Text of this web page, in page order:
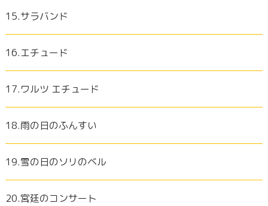
15.サラバンド
16.エチュード
17.ワルツ エチュード
18.雨の日のふんすい
19.雪の日のソリのベル
20.宮廷のコンサート